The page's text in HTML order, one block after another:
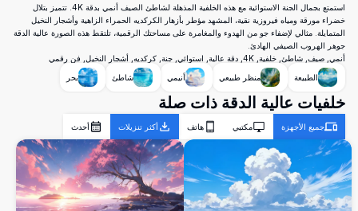
استمتع بجمال الجنة الاستوائية مع هذه الخلفية المذهلة لشاطئ الصيف أنمي بدقة 4K. تتميز بتلال
خضراء مورقة ومياه فيروزية نقية، المشهد مؤطر بأزهار الكركديه الحمراء الزاهية وأشجار النخيل
المتمايلة. مثالي لإضفاء جو من الهدوء والمغامرة على مساحتك الرقمية، تلتقط هذه الصورة عالية الدقة
جوهر الهروب الصيفي الهادئ.
أنمي, صيف, شاطئ, خلفية, 4K, دقة عالية, استوائي, جنة, كركديه, أشجار النخيل, فن رقمي
الطبيعة
منظر طبيعي أنيمي شاطئ بحر
خلفيات عالية الدقة ذات صلة
جميع الأجهزة مكتبي هاتف أكثر تنزيلات أحدث